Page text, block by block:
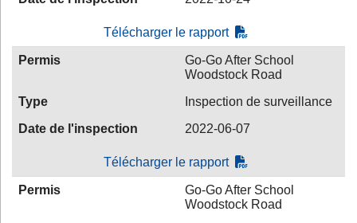
Télécharger le rapport
Permis
Go-Go After School
Woodstock Road
Type
Inspection de surveillance
Date de l'inspection
2022-06-07
Télécharger le rapport
Permis
Go-Go After School
Woodstock Road